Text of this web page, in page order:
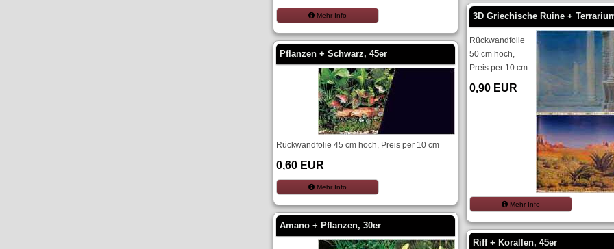
Mehr Info
Pflanzen + Schwarz, 45er
Rückwandfolie 45 cm hoch, Preis per 10 cm
0,60 EUR
Mehr Info
Amano + Pflanzen, 30er
3D Griechische Ruine +
Rückwandfolie
50 cm hoch,
Preis per 10 cm
0,90 EUR
Mehr Info
Riff + Korallen, 45er